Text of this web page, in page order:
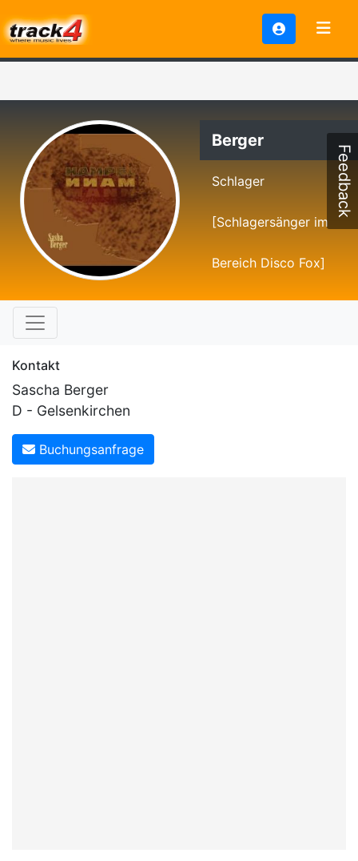
Berger
Schlager
[Schlagersänger im
Bereich Disco Fox]
Kontakt
Sascha Berger
D - Gelsenkirchen
Buchungsanfrage
Feedback